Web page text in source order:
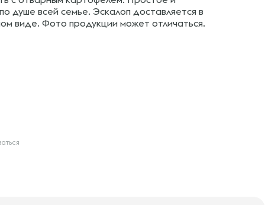
душе всей семье. Эскалоп доставляется в
виде. Фото продукции может отличаться.